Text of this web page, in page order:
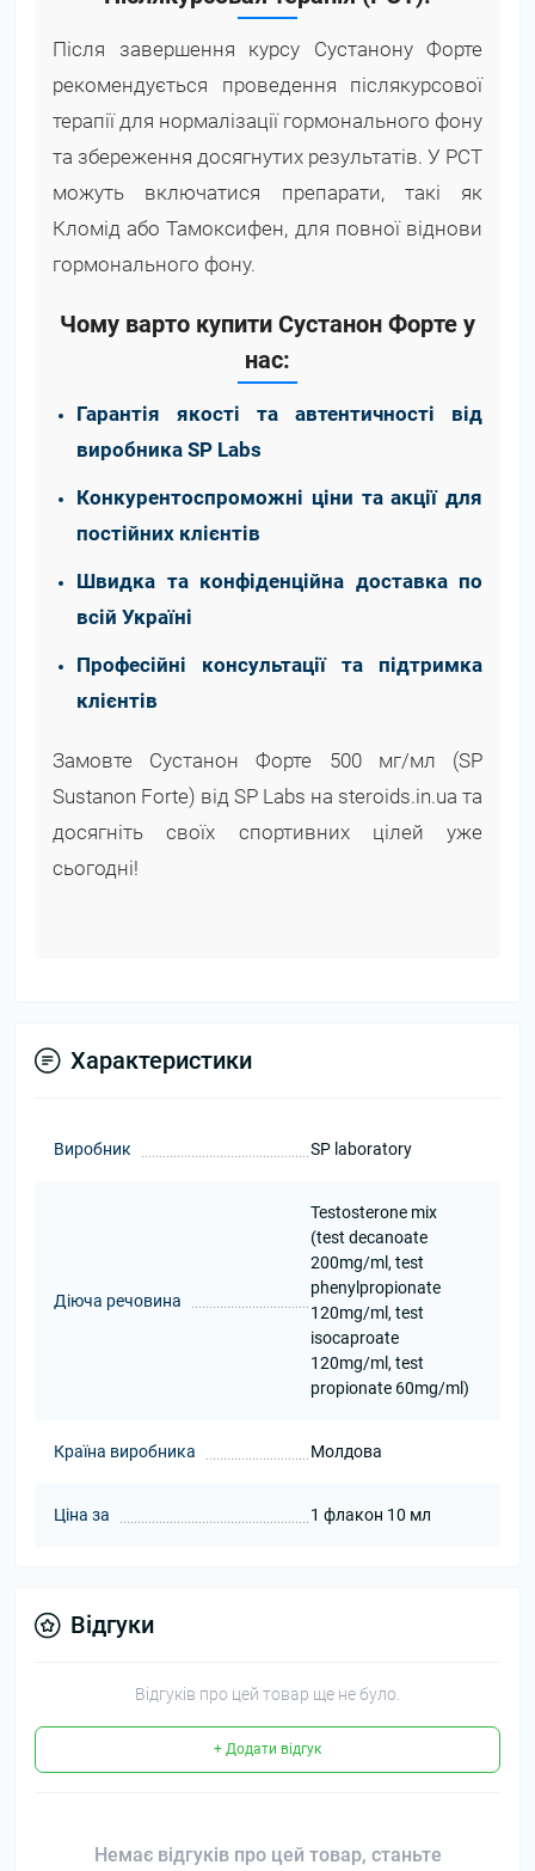
Після завершення курсу Сустанону Форте
рекомендується проведення післякурсової
терапії для нормалізації гормонального фону
та збереження досягнутих результатів. У PCT
можуть включатися препарати, такі як
Кломід або Тамоксифен, для повної віднови
гормонального фону.
Чому варто купити Сустанон Форте у
нас:
Гарантія якості та автентичності від
виробника SP Labs
Конкурентоспроможні ціни та акції для
постійних клієнтів
Швидка та конфіденційна доставка по
всій Україні
Професійні консультації та підтримка
клієнтів
Замовте Сустанон Форте 500 мг/мл (SP
Sustanon Forte) від SP Labs на steroids.in.ua та
досягніть своїх спортивних цілей уже
сьогодні!
Характеристики
Виробник SP laboratory
Діюча речовина
Testosterone mix
(test decanoate
200mg/ml, test
phenylpropionate
120mg/ml, test
isocaproate
120mg/ml, test
propionate 60mg/ml)
Країна виробника Молдова
Ціна за 1 флакон 10 мл
Відгуки
Відгуків про цей товар ще не було.
+ Додати відгук
Немає відгуків про цей товар, станьте